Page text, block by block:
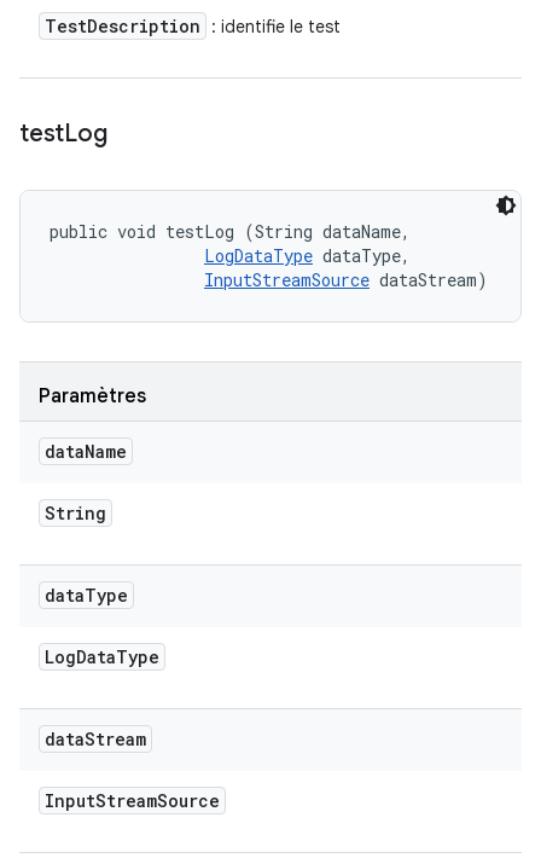
TestDescription : identifie le test
testLog
public void testLog (String dataName,
LogDataType dataType,
InputStreamSource dataStream)
Paramètres
dataName
String
dataType
LogDataType
dataStream
InputStreamSource